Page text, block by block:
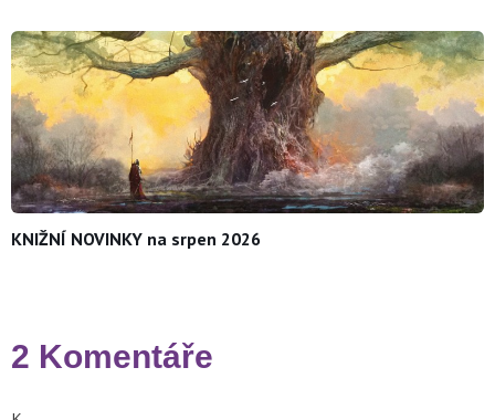
KNIŽNÍ NOVINKY na srpen 2026
2 Komentáře
napsal: